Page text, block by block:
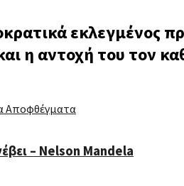
εκλεγμένος
η αντοχή του τον
– Nelson Mandela